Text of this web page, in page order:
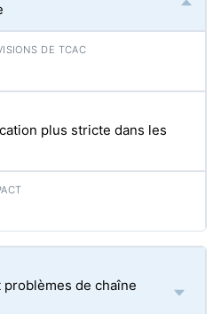
plus stricte dans les
de chaîne